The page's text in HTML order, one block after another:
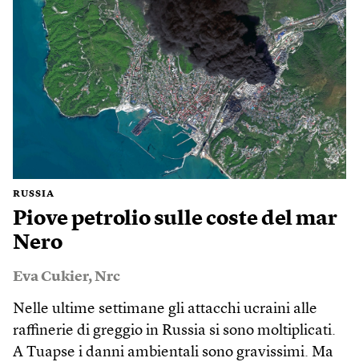
RUSSIA
Piove petrolio sulle coste del mar
Nero
Eva Cukier,Nrc
Nelle ultime settimane gli attacchi ucraini alle
raffinerie di greggio in Russia si sono moltiplicati.
A Tuapse i danni ambientali sono gravissimi. Ma